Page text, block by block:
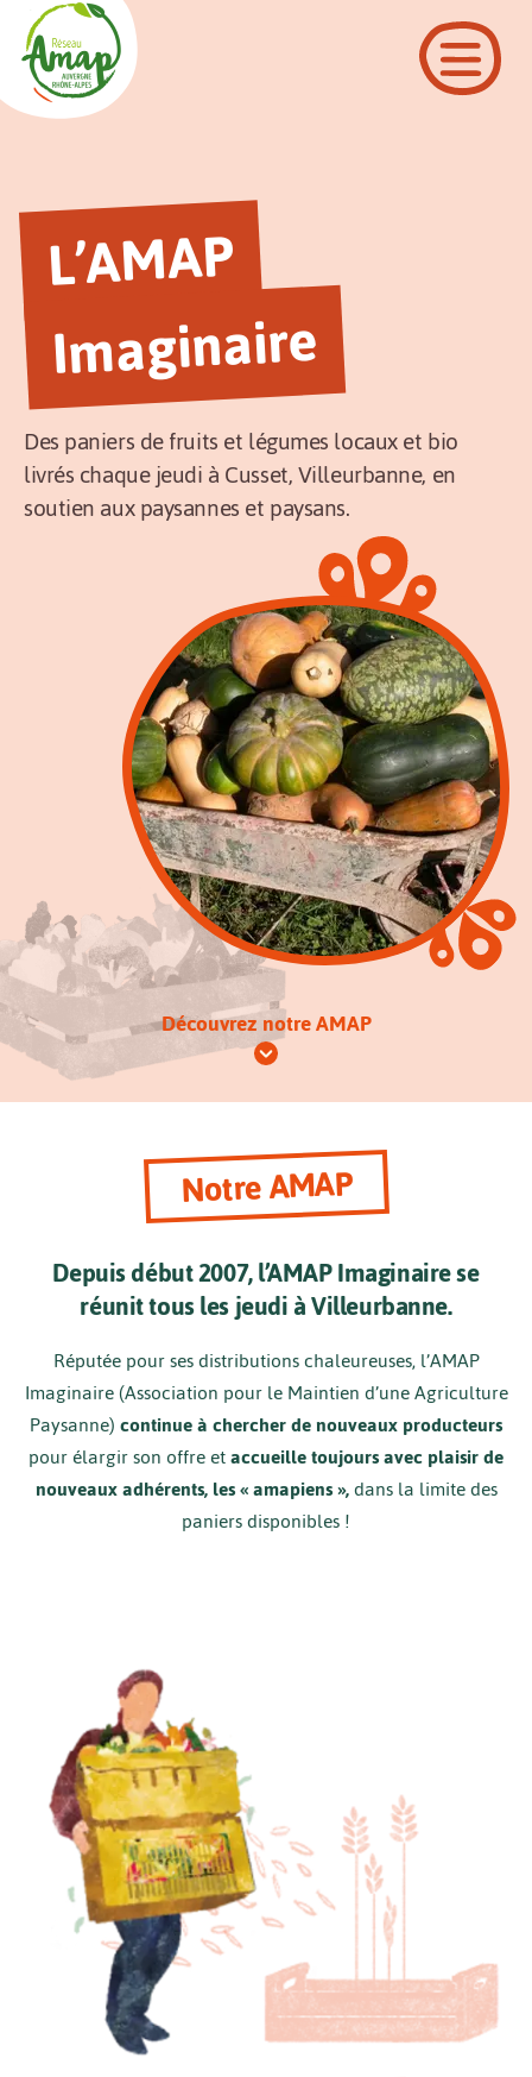
L’A
MAP
I
maginaire
Des paniers de fruits et légumes locaux et bio
livrés chaque jeudi à Cusset, Villeurbanne, en
soutien aux paysannes et paysans.
Découvrez notre AMAP
Notre AMAP
Depuis début 2007, l’AMAP Imaginaire se
réunit tous les jeudi à Villeurbanne.
Réputée pour ses distributions chaleureuses, l’AMAP
Imaginaire (Association pour le Maintien d’une Agriculture
Paysanne)continue à chercher de nouveaux producteurs
pour élargir son offre etaccueille toujours avec plaisir de
nouveaux adhérents, les « amapiens »,dans la limite des
paniers disponibles !